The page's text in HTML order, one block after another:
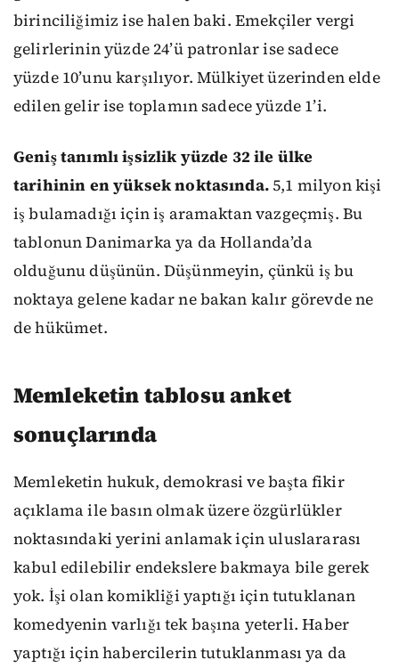
birinciliğimiz ise halen baki. Emekçiler vergi
gelirlerinin yüzde 24’ü patronlar ise sadece
yüzde 10’unu karşılıyor. Mülkiyet üzerinden elde
edilen gelir ise toplamın sadece yüzde 1’i.
Geniş tanımlı işsizlik yüzde 32 ile ülke
tarihinin en yüksek noktasında.5,1 milyon kişi
iş bulamadığı için iş aramaktan vazgeçmiş. Bu
tablonun Danimarka ya da Hollanda’da
olduğunu düşünün. Düşünmeyin, çünkü iş bu
noktaya gelene kadar ne bakan kalır görevde ne
de hükümet.
Memleketin tablosu anket
sonuçlarında
Memleketin hukuk, demokrasi ve başta fikir
açıklama ile basın olmak üzere özgürlükler
noktasındaki yerini anlamak için uluslararası
kabul edilebilir endekslere bakmaya bile gerek
yok. İşi olan komikliği yaptığı için tutuklanan
komedyenin varlığı tek başına yeterli. Haber
yaptığı için habercilerin tutuklanması ya da